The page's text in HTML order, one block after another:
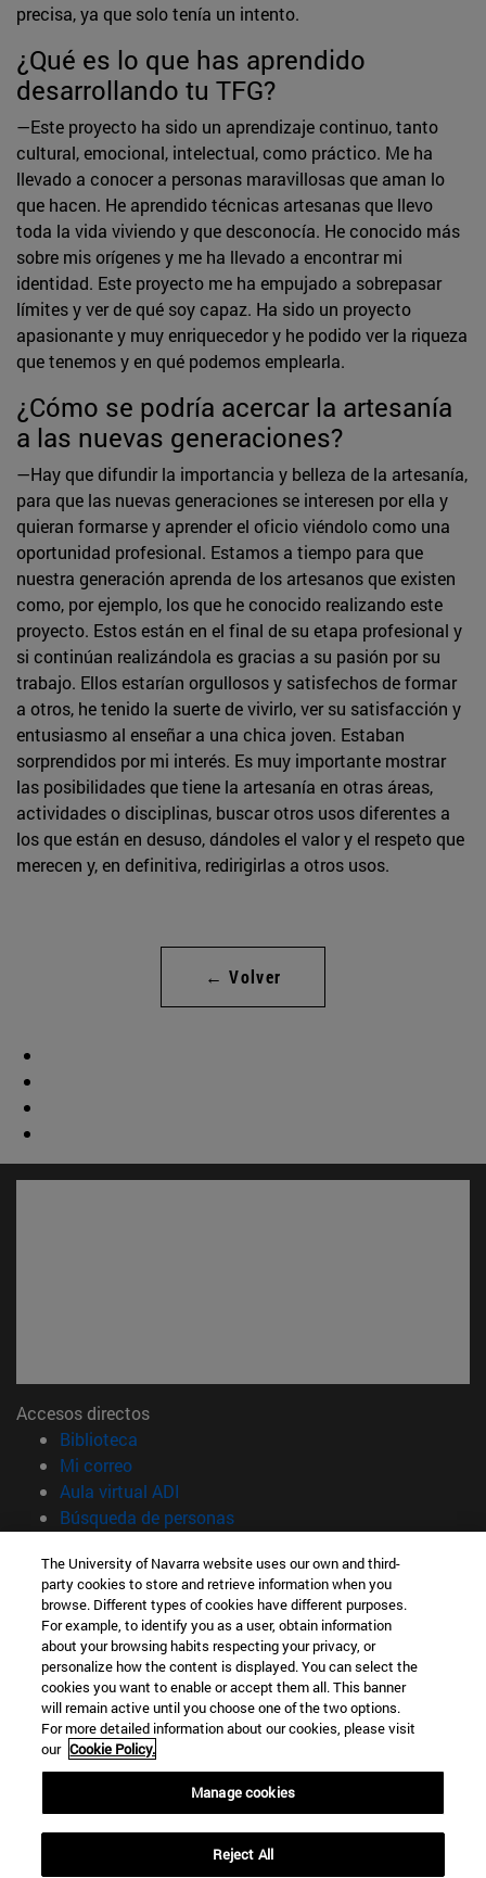
precisa, ya que solo tenía un intento.
¿Qué es lo que has aprendido
desarrollando tu TFG?
—Este proyecto ha sido un aprendizaje continuo, tanto
cultural, emocional, intelectual, como práctico. Me ha
llevado a conocer a personas maravillosas que aman lo
que hacen. He aprendido técnicas artesanas que llevo
toda la vida viviendo y que desconocía. He conocido más
sobre mis orígenes y me ha llevado a encontrar mi
identidad. Este proyecto me ha empujado a sobrepasar
límites y ver de qué soy capaz. Ha sido un proyecto
apasionante y muy enriquecedor y he podido ver la riqueza
que tenemos y en qué podemos emplearla.
¿Cómo se podría acercar la artesanía
a las nuevas generaciones?
—Hay que difundir la importancia y belleza de la artesanía,
para que las nuevas generaciones se interesen por ella y
quieran formarse y aprender el oficio viéndolo como una
oportunidad profesional. Estamos a tiempo para que
nuestra generación aprenda de los artesanos que existen
como, por ejemplo, los que he conocido realizando este
proyecto. Estos están en el final de su etapa profesional y
si continúan realizándola es gracias a su pasión por su
trabajo. Ellos estarían orgullosos y satisfechos de formar
a otros, he tenido la suerte de vivirlo, ver su satisfacción y
entusiasmo al enseñar a una chica joven. Estaban
sorprendidos por mi interés. Es muy importante mostrar
las posibilidades que tiene la artesanía en otras áreas,
actividades o disciplinas, buscar otros usos diferentes a
los que están en desuso, dándoles el valor y el respeto que
merecen y, en definitiva, redirigirlas a otros usos.
← Volver
Accesos directos
Biblioteca
Mi correo(abre en nueva ventana)
Aula virtual ADI
Búsqueda de personas(abre en nueva ventana)
Información
TFNO +34 948 42 56 00
¿QUÉ GRADO TE INTERESA?
¿QUÉ MÁSTER TE INTERESA?
© Universidad de Navarra
Información legal
Accesibilidad
Configuración de cookies
Localizador de campus
The University of Navarra website uses our own and third-
party cookies to store and retrieve information when you
browse. Different types of cookies have different purposes.
For example, to identify you as a user, obtain information
about your browsing habits respecting your privacy, or
personalize how the content is displayed. You can select the
cookies you want to enable or accept them all. This banner
will remain active until you choose one of the two options.
For more detailed information about our cookies, please visit
our Cookie Policy.
Manage cookies
Reject All